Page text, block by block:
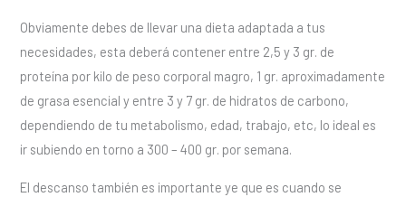
Obviamente debes de llevar una dieta adaptada a tus
necesidades, esta deberá contener entre 2,5 y 3 gr. de
proteína por kilo de peso corporal magro, 1 gr. aproximadamente
de grasa esencial y entre 3 y 7 gr. de hidratos de carbono,
dependiendo de tu metabolismo, edad, trabajo, etc, lo ideal es
ir subiendo en torno a 300 – 400 gr. por semana.
El descanso también es importante ye que es cuando se